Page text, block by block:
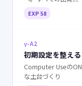
EXP 58
γ-A2
初期設定を整える
Computer Useの
な土台づくり